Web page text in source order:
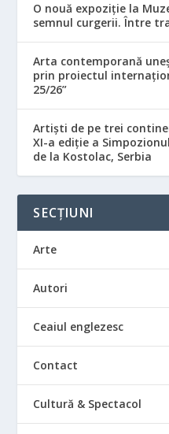
O nouă expoziție la
semnul curgerii. Între
Arta contemporană
prin proiectul
25/26”
Artiști de pe trei
XI-a ediție a
de la Kostolac, Serbia
SECȚIUNI
Arte
Autori
Ceaiul englezesc
Contact
Cultură & Spectacol